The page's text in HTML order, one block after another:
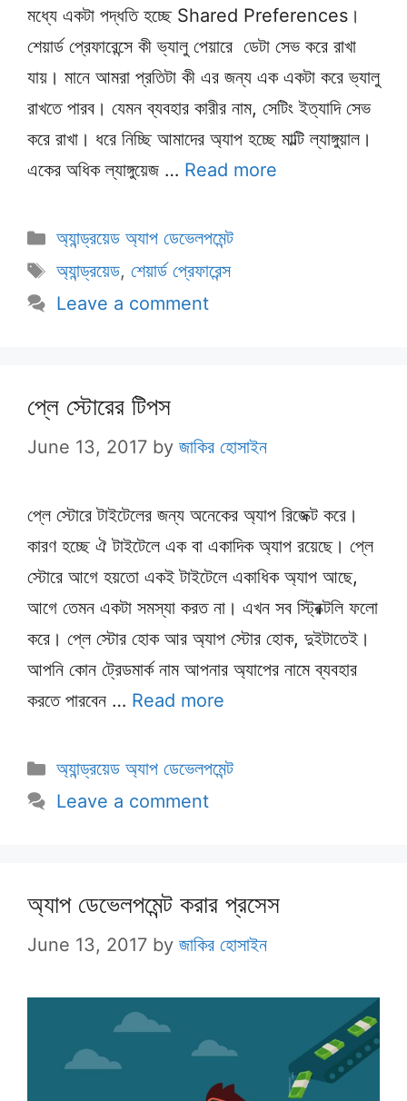
মধ্যে একটা পদ্ধতি হচ্ছে Shared Preferences।
শেয়ার্ড প্রেফারেন্সে কী ভ্যালু পেয়ারে ডেটা সেভ করে রাখা
যায়। মানে আমরা প্রতিটা কী এর জন্য এক একটা করে ভ্যালু
রাখতে পারব। যেমন ব্যবহার কারীর নাম, সেটিং ইত্যাদি সেভ
করে রাখা। ধরে নিচ্ছি আমাদের অ্যাপ হচ্ছে মাল্টি ল্যাঙ্গুয়াল।
একের অধিক ল্যাঙ্গুয়েজ … Read more
Categories
অ্যান্ড্রয়েড অ্যাপ ডেভেলপমেন্ট
Tags
অ্যান্ড্রয়েড, শেয়ার্ড প্রেফারেন্স
Leave a comment
প্লে স্টোরের টিপস
June 13, 2017 by জাকির হোসাইন
প্লে স্টোরে টাইটেলের জন্য অনেকের অ্যাপ রিজেক্ট করে।
কারণ হচ্ছে ঐ টাইটেলে এক বা একাদিক অ্যাপ রয়েছে। প্লে
স্টোরে আগে হয়তো একই টাইটেলে একাধিক অ্যাপ আছে,
আগে তেমন একটা সমস্যা করত না। এখন সব স্ট্রিক্টলি ফলো
করে। প্লে স্টোর হোক আর অ্যাপ স্টোর হোক, দুইটাতেই।
আপনি কোন ট্রেডমার্ক নাম আপনার অ্যাপের নামে ব্যবহার
করতে পারবেন … Read more
Categories
অ্যান্ড্রয়েড অ্যাপ ডেভেলপমেন্ট
Leave a comment
অ্যাপ ডেভেলপমেন্ট করার প্রসেস
June 13, 2017 by জাকির হোসাইন